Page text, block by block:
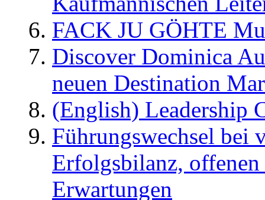
FACK JU GÖHTE
Discover Dominica
neuen Destination
(English) Leadership
Führungswechsel bei
Erfolgsbilanz,
Erwartungen